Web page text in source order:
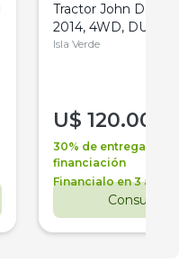
Tractor John Deere
2014, 4WD, DUAL
Isla Verde
U$ 120.000
30% de entrega +
financiación
Financialo en 3 años
Consultar